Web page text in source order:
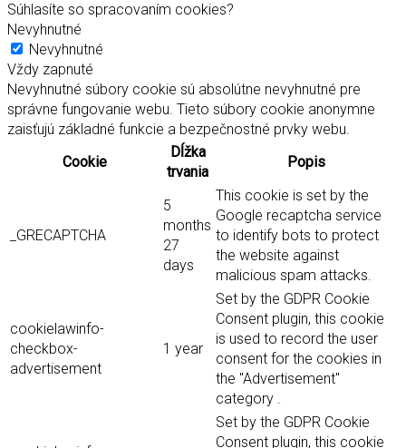
Súhlasíte so spracovaním cookies?
Nevyhnutné
Nevyhnutné
Vždy zapnuté
Nevyhnutné súbory cookie sú absolútne nevyhnutné pre
správne fungovanie webu. Tieto súbory cookie anonymne
zaisťujú základné funkcie a bezpečnostné prvky webu.
Cookie
Dĺžka
trvania
Popis
_GRECAPTCHA
5
months
27
days
This cookie is set by the
Google recaptcha service
to identify bots to protect
the website against
malicious spam attacks.
cookielawinfo-
checkbox-
advertisement
1 year
Set by the GDPR Cookie
Consent plugin, this cookie
is used to record the user
consent for the cookies in
the "Advertisement"
category .
Set by the GDPR Cookie
Consent plugin, this cookie